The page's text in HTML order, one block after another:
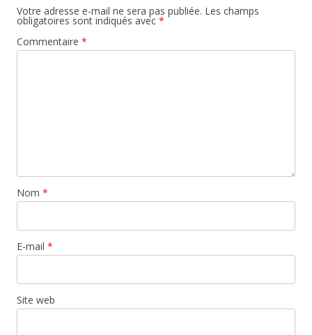
Votre adresse e-mail ne sera pas publiée. Les champs
obligatoires sont indiqués avec *
Commentaire *
Nom *
E-mail *
Site web